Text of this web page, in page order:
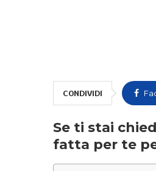
CONDIVIDI
Se ti stai
fatta per te